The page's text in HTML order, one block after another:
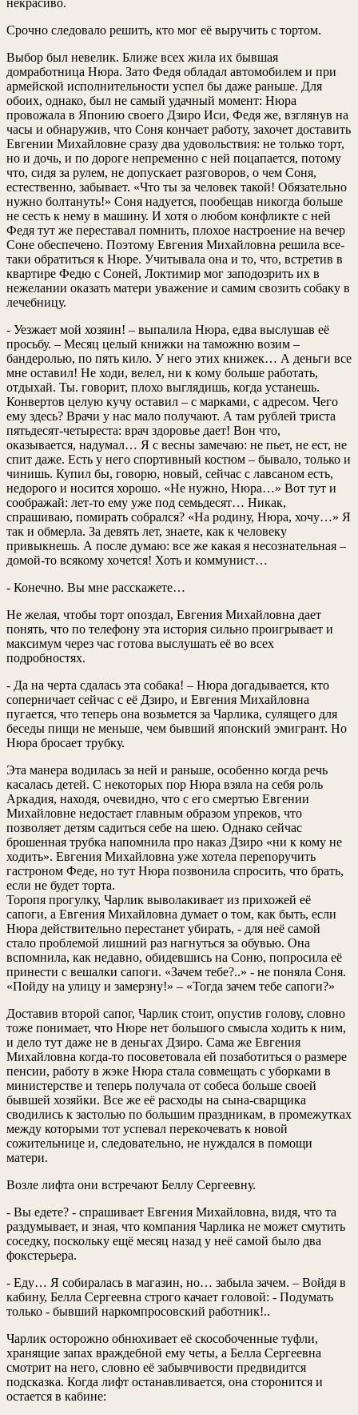
Срочно следовало решить, кто мог её выручить с тортом.
Выбор был невелик. Ближе всех жила их бывшая
домработница Нюра. Зато Федя обладал автомобилем и при
армейской исполнительности успел бы даже раньше. Для
обоих, однако, был не самый удачный момент: Нюра
провожала в Японию своего Дзиро Иси, Федя же, взглянув на
часы и обнаружив, что Соня кончает работу, захочет доставить
Евгении Михайловне сразу два удовольствия: не только торт,
но и дочь, и по дороге непременно с ней поцапается, потому
что, сидя за рулем, не допускает разговоров, о чем Соня,
естественно, забывает. «Что ты за человек такой! Обязательно
нужно болтануть!» Соня надуется, пообещав никогда больше
не сесть к нему в машину. И хотя о любом конфликте с ней
Федя тут же переставал помнить, плохое настроение на вечер
Соне обеспечено. Поэтому Евгения Михайловна решила все-
таки обратиться к Нюре. Учитывала она и то, что, встретив в
квартире Федю с Соней, Локтимир мог заподозрить их в
нежелании оказать матери уважение и самим свозить собаку в
лечебницу.
- Уезжает мой хозяин! – выпалила Нюра, едва выслушав её
просьбу. – Месяц целый книжки на таможню возим –
бандеролью, по пять кило. У него этих книжек… А деньги все
мне оставил! Не ходи, велел, ни к кому больше работать,
отдыхай. Ты. говорит, плохо выглядишь, когда устанешь.
Конвертов целую кучу оставил – с марками, с адресом. Чего
ему здесь? Врачи у нас мало получают. А там рублей триста
пятьдесят-четыреста: врач здоровье дает! Вон что,
оказывается, надумал… Я с весны замечаю: не пьет, не ест, не
спит даже. Есть у него спортивный костюм – бывало, только и
чинишь. Купил бы, говорю, новый, сейчас с лавсаном есть,
недорого и носится хорошо. «Не нужно, Нюра…» Вот тут и
соображай: лет-то ему уже под семьдесят… Никак,
спрашиваю, помирать собрался? «На родину, Нюра, хочу…» Я
так и обмерла. За девять лет, знаете, как к человеку
привыкнешь. А после думаю: все же какая я несознательная –
домой-то всякому хочется! Хоть и коммунист…
- Конечно. Вы мне расскажете…
Не желая, чтобы торт опоздал, Евгения Михайловна дает
понять, что по телефону эта история сильно проигрывает и
максимум через час готова выслушать её во всех
подробностях.
- Да на черта сдалась эта собака! – Нюра догадывается, кто
соперничает сейчас с её Дзиро, и Евгения Михайловна
пугается, что теперь она возьмется за Чарлика, сулящего для
беседы пищи не меньше, чем бывший японский эмигрант. Но
Нюра бросает трубку.
Эта манера водилась за ней и раньше, особенно когда речь
касалась детей. С некоторых пор Нюра взяла на себя роль
Аркадия, находя, очевидно, что с его смертью Евгении
Михайловне недостает главным образом упреков, что
позволяет детям садиться себе на шею. Однако сейчас
брошенная трубка напомнила про наказ Дзиро «ни к кому не
ходить». Евгения Михайловна уже хотела перепоручить
гастроном Феде, но тут Нюра позвонила спросить, что брать,
если не будет торта.
Торопя прогулку, Чарлик выволакивает из прихожей её
сапоги, а Евгения Михайловна думает о том, как быть, если
Нюра действительно перестанет убирать, - для неё самой
стало проблемой лишний раз нагнуться за обувью. Она
вспомнила, как недавно, обидевшись на Соню, попросила её
принести с вешалки сапоги. «Зачем тебе?..» - не поняла Соня.
«Пойду на улицу и замерзну!» – «Тогда зачем тебе сапоги?»
Доставив второй сапог, Чарлик стоит, опустив голову, словно
тоже понимает, что Нюре нет большого смысла ходить к ним,
и дело тут даже не в деньгах Дзиро. Сама же Евгения
Михайловна когда-то посоветовала ей позаботиться о размере
пенсии, работу в жэке Нюра стала совмещать с уборками в
министерстве и теперь получала от собеса больше своей
бывшей хозяйки. Все же её расходы на сына-сварщика
сводились к застолью по большим праздникам, в промежутках
между которыми тот успевал перекочевать к новой
сожительнице и, следовательно, не нуждался в помощи
матери.
Возле лифта они встречают Беллу Сергеевну.
- Вы едете? - спрашивает Евгения Михайловна, видя, что та
раздумывает, и зная, что компания Чарлика не может смутить
соседку, поскольку ещё месяц назад у неё самой было два
фокстерьера.
- Еду… Я собиралась в магазин, но… забыла зачем. – Войдя в
кабину, Белла Сергеевна строго качает головой: - Подумать
только - бывший наркомпросовский работник!..
Чарлик осторожно обнюхивает её скособоченные туфли,
хранящие запах враждебной ему четы, а Белла Сергеевна
смотрит на него, словно её забывчивости предвидится
подсказка. Когда лифт останавливается, она сторонится и
остается в кабине: